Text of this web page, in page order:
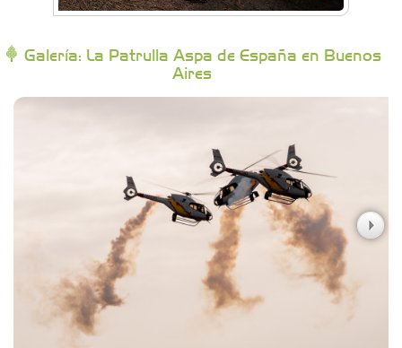
Campoy Federik - Productores Asesores de
Seguros
Carniceria y granja El Viejo Peña
Casa Berta
Clima Castelar
CONSERVAS YAMASIRO
Galería: La Patrulla Aspa de España en Buenos
Aires